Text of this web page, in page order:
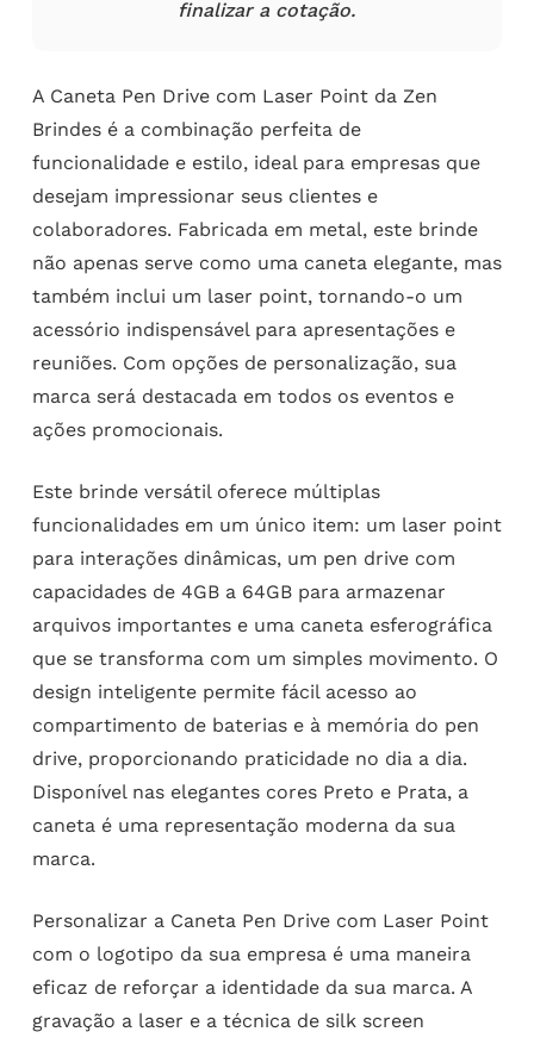
finalizar a cotação.
A Caneta Pen Drive com Laser Point da Zen
Brindes é a combinação perfeita de
funcionalidade e estilo, ideal para empresas que
desejam impressionar seus clientes e
colaboradores. Fabricada em metal, este brinde
não apenas serve como uma caneta elegante, mas
também inclui um laser point, tornando-o um
acessório indispensável para apresentações e
reuniões. Com opções de personalização, sua
marca será destacada em todos os eventos e
ações promocionais.
Este brinde versátil oferece múltiplas
funcionalidades em um único item: um laser point
para interações dinâmicas, um pen drive com
capacidades de 4GB a 64GB para armazenar
arquivos importantes e uma caneta esferográfica
que se transforma com um simples movimento. O
design inteligente permite fácil acesso ao
compartimento de baterias e à memória do pen
drive, proporcionando praticidade no dia a dia.
Disponível nas elegantes cores Preto e Prata, a
caneta é uma representação moderna da sua
marca.
Personalizar a Caneta Pen Drive com Laser Point
com o logotipo da sua empresa é uma maneira
eficaz de reforçar a identidade da sua marca. A
gravação a laser e a técnica de silk screen